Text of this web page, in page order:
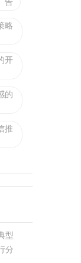
告
略
开
的
推
型
分